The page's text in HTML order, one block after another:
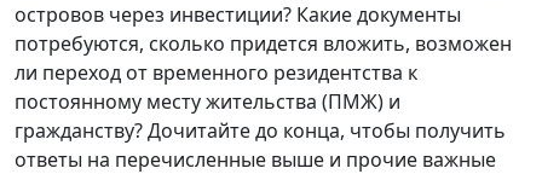
островов через инвестиции? Какие документы
потребуются, сколько придется вложить, возможен
ли переход от временного резидентства к
постоянному месту жительства (ПМЖ) и
гражданству? Дочитайте до конца, чтобы получить
ответы на перечисленные выше и прочие важные